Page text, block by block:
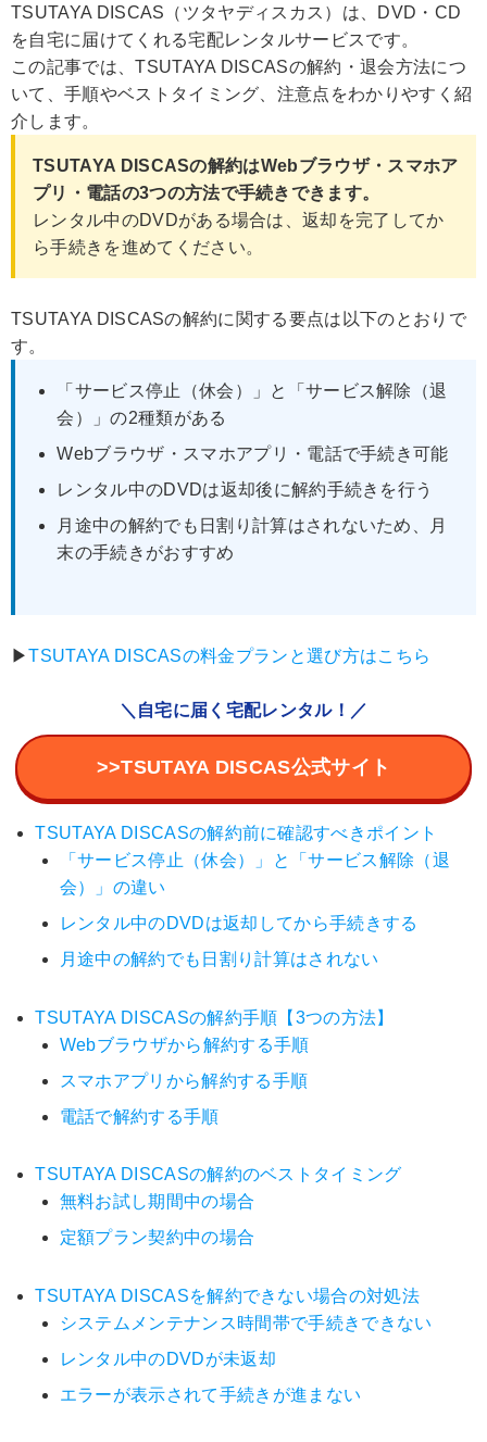
TSUTAYA DISCAS（ツタヤディスカス）は、DVD・CD
を自宅に届けてくれる宅配レンタルサービスです。
この記事では、TSUTAYA DISCASの解約・退会方法につ
いて、手順やベストタイミング、注意点をわかりやすく紹
介します。
TSUTAYA DISCASの解約はWebブラウザ・スマホア
プリ・電話の3つの方法で手続きできます。
レンタル中のDVDがある場合は、返却を完了してか
ら手続きを進めてください。
TSUTAYA DISCASの解約に関する要点は以下のとおりで
す。
「サービス停止（休会）」と「サービス解除（退
会）」の2種類がある
Webブラウザ・スマホアプリ・電話で手続き可能
レンタル中のDVDは返却後に解約手続きを行う
月途中の解約でも日割り計算はされないため、月
末の手続きがおすすめ
▶︎TSUTAYA DISCASの料金プランと選び方はこちら
＼自宅に届く宅配レンタル！／
>>TSUTAYA DISCAS公式サイト
TSUTAYA DISCASの解約前に確認すべきポイント
「サービス停止（休会）」と「サービス解除（退
会）」の違い
レンタル中のDVDは返却してから手続きする
月途中の解約でも日割り計算はされない
TSUTAYA DISCASの解約手順【3つの方法】
Webブラウザから解約する手順
スマホアプリから解約する手順
電話で解約する手順
TSUTAYA DISCASの解約のベストタイミング
無料お試し期間中の場合
定額プラン契約中の場合
TSUTAYA DISCASを解約できない場合の対処法
システムメンテナンス時間帯で手続きできない
レンタル中のDVDが未返却
エラーが表示されて手続きが進まない